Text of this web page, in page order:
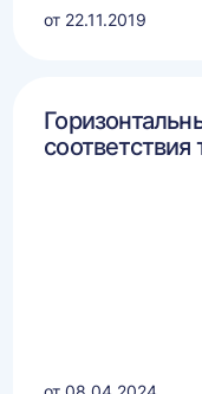
от 22.11.2019